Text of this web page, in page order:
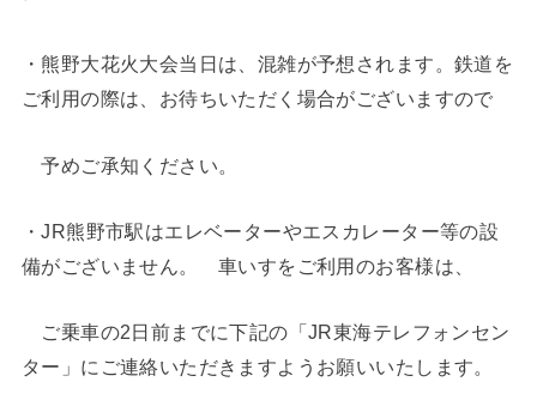
・熊野大花火大会当日は、混雑が予想されます。鉄道を
ご利用の際は、お待ちいただく場合がございますので
予めご承知ください。
・JR熊野市駅はエレベーターやエスカレーター等の設
備がございません。 車いすをご利用のお客様は、
ご乗車の2日前までに下記の「JR東海テレフォンセン
ター」にご連絡いただきますようお願いいたします。